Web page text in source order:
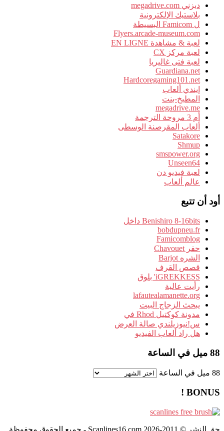
ديزني megadrive.com
بلاستيك الإلكترونية
ل Famicom البسيطة
Flyers.arcade-museum.com
لعبة & مشاهدة EN LIGNE
لعبة مركز CX
لعبة فتى غاليريا
Guardiana.net
Hardcoregaming101.net
إيندي ألعاب
المطبخ-بنت
megadrive.me
أم 3 مروحة الترجمة
ألعاب المقرصنة الوسطى
Satakore
Shmup
smspower.org
Unseen64
لعبة فيديو دن
عالم ألعاب
أود أن تتبع
Benishiro 8-16bits داخل
bobdupneu.fr
Famicomblog
حفر Chavouet
الشره Barjot
قصص القرف
iGREKKESS' بلوق
رأيت عالية
lafautealamanette.org
يبحث الزجاج البيت
مدونة كوكتيل Rhod في
س!نيوزيلندي صالة العرض
هل راد ألعاب الفيديو
88 ميل في الساعة
88 ميل في الساعة
BONUS !